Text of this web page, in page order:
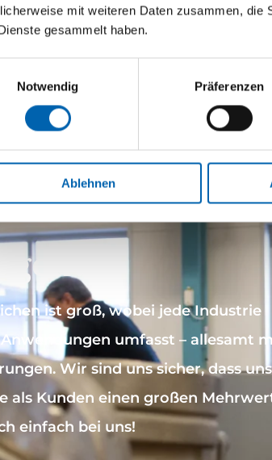
mit weiteren Daten zusammen, die
gesammelt haben.
Notwendig
Präferenzen
Ablehnen
ist groß, wobei jede Industrie
umfasst – allesamt
Wir sind uns sicher, dass
als Kunden einen großen
einfach bei uns!